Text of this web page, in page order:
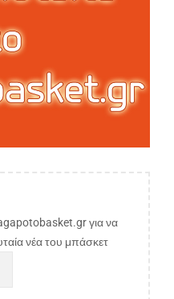
για να
νέα του μπάσκετ